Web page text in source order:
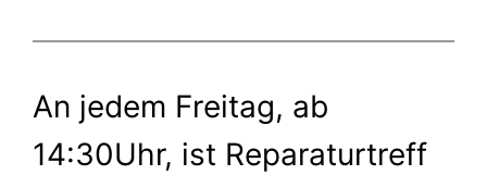
An jedem Freitag, ab
14:30Uhr, ist Reparaturtreff